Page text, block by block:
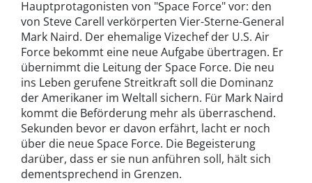
Hauptprotagonisten von "Space Force" vor: den
von Steve Carell verkörperten Vier-Sterne-General
Mark Naird. Der ehemalige Vizechef der U.S. Air
Force bekommt eine neue Aufgabe übertragen. Er
übernimmt die Leitung der Space Force. Die neu
ins Leben gerufene Streitkraft soll die Dominanz
der Amerikaner im Weltall sichern. Für Mark Naird
kommt die Beförderung mehr als überraschend.
Sekunden bevor er davon erfährt, lacht er noch
über die neue Space Force. Die Begeisterung
darüber, dass er sie nun anführen soll, hält sich
dementsprechend in Grenzen.